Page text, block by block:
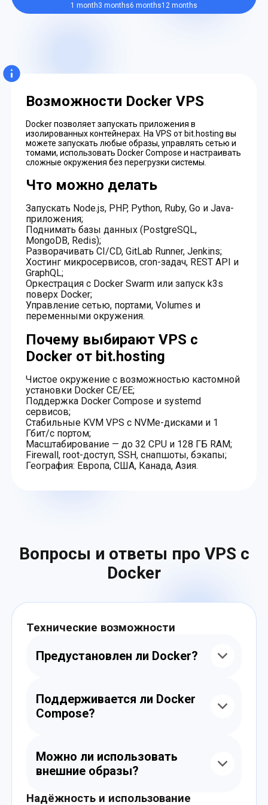
1 month3 months6 months12 months
Возможности Docker VPS
Docker позволяет запускать приложения в
изолированных контейнерах. На VPS от bit.hosting вы
можете запускать любые образы, управлять сетью и
томами, использовать Docker Compose и настраивать
сложные окружения без перегрузки системы.
Что можно делать
Запускать Node.js, PHP, Python, Ruby, Go и Java-
приложения;
Поднимать базы данных (PostgreSQL,
MongoDB, Redis);
Разворачивать CI/CD, GitLab Runner, Jenkins;
Хостинг микросервисов, cron-задач, REST API и
GraphQL;
Оркестрация с Docker Swarm или запуск k3s
поверх Docker;
Управление сетью, портами, Volumes и
переменными окружения.
Почему выбирают VPS с
Docker от bit.hosting
Чистое окружение с возможностью кастомной
установки Docker CE/EE;
Поддержка Docker Compose и systemd
сервисов;
Стабильные KVM VPS с NVMe-дисками и 1
Гбит/с портом;
Масштабирование — до 32 CPU и 128 ГБ RAM;
Firewall, root-доступ, SSH, снапшоты, бэкапы;
География: Европа, США, Канада, Азия.
Вопросы и ответы про VPS с
Docker
Технические возможности
Предустановлен ли Docker?
установленным Docker CE или установить
его вручную из официальных
репозиториев.
Поддерживается ли Docker
Compose?
compose для организации
многоконтейнерных приложений и
автозапуска через systemd или cron.
Можно ли использовать
внешние образы?
Да. Вы можете загружать образы из
Надёжность и использование